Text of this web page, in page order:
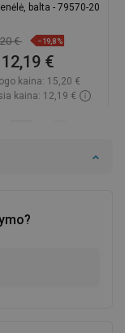
balta - 79570-20
€ −19,8%
12,19 €
kaina: 15,20 €
kaina: 12,19 €